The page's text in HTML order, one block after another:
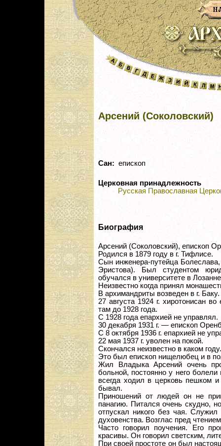
Арсений (Соколовский)
Сан: епископ
Церковная принадлежность
Русская Православная
Биография
Арсений (Соколовский), епископ
Родился в 1879 году в г. Тифлисе.
Сын инженера-путейца Болеслава,
Эристова). Был студентом
обучался в университете в
Неизвестно когда принял
В архимандриты возведен в г. Баку.
27 августа 1924 г. хиротонисан
там до 1928 года.
С 1928 года епархией не управлял.
30 декабря 1931 г. — епископ
С 8 октября 1936 г. епархией не
22 мая 1937 г. уволен на покой.
Скончался неизвестно в каком году.
Это был епископ нищелюбец и в
Жил Владыка Арсений очень
больной, постоянно у него
всегда ходил в церковь пешком
бывал.
Приношений от людей он не
панагию. Питался очень скудно,
отпускал никого без чая.
духовенства. Возглас пред
Часто говорил поучения. Его
красивы. Он говорил светским,
При своей простоте он был